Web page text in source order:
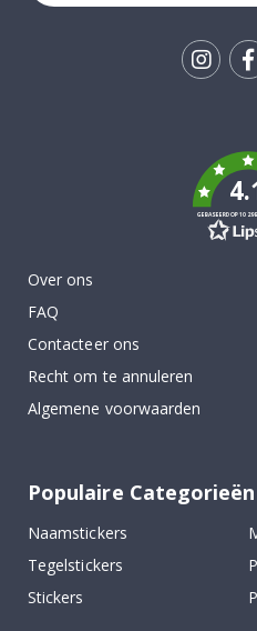
GEBASEERD OP 1029
Over ons
FAQ
Contacteer ons
Recht om te annuleren
Algemene voorwaarden
Populaire Categorieën
Naamstickers
Tegelstickers
Stickers